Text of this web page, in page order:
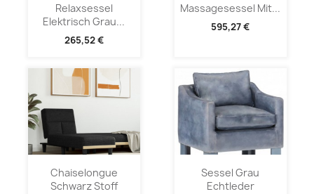
Relaxsessel
Elektrisch Grau...
265,52 €
Massagesessel Mit...
595,27 €
Chaiselongue
Schwarz Stoff
Sessel Grau
Echtleder